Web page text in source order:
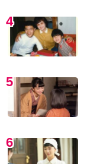
4
5
6